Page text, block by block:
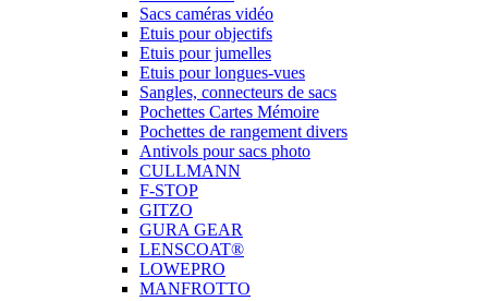
Sacs caméras vidéo
Etuis pour objectifs
Etuis pour jumelles
Etuis pour longues-vues
Sangles, connecteurs de sacs
Pochettes Cartes Mémoire
Pochettes de rangement divers
Antivols pour sacs photo
CULLMANN
F-STOP
GITZO
GURA GEAR
LENSCOAT®
LOWEPRO
MANFROTTO